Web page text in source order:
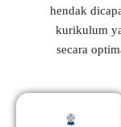
hendak
kurikulum
secara